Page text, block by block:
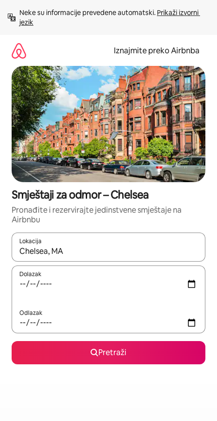
sadržaj
Neke su informacije prevedene automatski. Prikaži izvorni
jezik
Iznajmite preko Airbnba
Smještaji za odmor – Chelsea
Pronađite i rezervirajte jedinstvene smještaje na
Airbnbu
Lokacija
Kada budu dostupni rezultati, moći ćete ih pregledati
Dolazak
Odlazak
Pretraži